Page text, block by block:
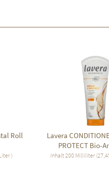
Roll
)
Lavera
PROTECT Bio-
Inhalt200 Milliliter